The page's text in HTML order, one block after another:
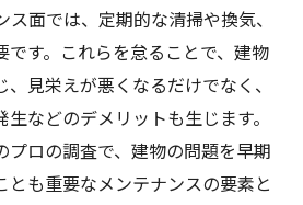
ス面では、定期的な清掃や換気、
です。これらを怠ることで、建物
見栄えが悪くなるだけでなく、
などのデメリットも生じます。
プロの調査で、建物の問題を早期
とも重要なメンテナンスの要素と